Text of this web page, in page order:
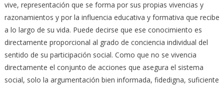
vive, representación que se forma por sus propias vivencias y
razonamientos y por la influencia educativa y formativa que recibe
a lo largo de su vida. Puede decirse que ese conocimiento es
directamente proporcional al grado de conciencia individual del
sentido de su participación social. Como que no se vivencia
directamente el conjunto de acciones que asegura el sistema
social, solo la argumentación bien informada, fidedigna, suficiente